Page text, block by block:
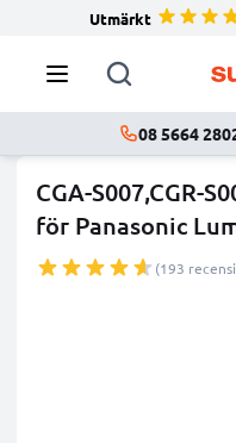
Utmärkt
08 5664
CGA-S007,CGR-
för Panasonic
(193